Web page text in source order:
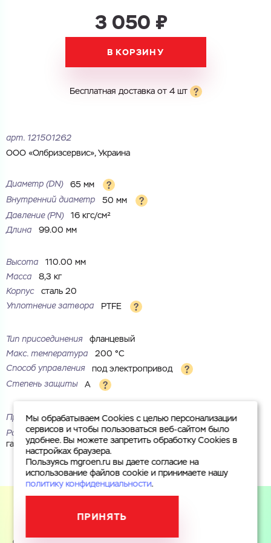
Cоглашаюсь на обработку
ГОТОВО
Cоглашаюсь на обработку
Электронная почта
Город
ЗАГРУЗИТЬ
МБ)
Cоглашаюсь на обработкуперсональных данных
3 050 ₽
В КОРЗИНУ
Бесплатная доставка от 4 шт
арт. 121501262
ООО «Олбризсервис», Украина
Диаметр (DN)
65 мм
Внутренний диаметр
50 мм
Давление (РN)
16 кгс/см²
Длина
99.00 мм
Высота
110.00 мм
Масса
8,3 кг
Корпус
сталь 20
Уплотнение затвора
PTFE
Тип присоединения
фланцевый
Макс. температура
200 °С
Способ управления
под электропривод
Степень защиты
A
Проход стандартный
Рабочая среда
вода, пар, воздух, инертные газы, природный
газ, нефтепродукты
Мы обрабатываем Cookies с целью персонализации
сервисов и чтобы пользоваться веб-сайтом было
удобнее. Вы можете запретить обработку Cookies в
настройках браузера.
Пользуясь mgroen.ru вы даете согласие на
использование файлов cookie и принимаете нашу
политику конфиденциальности.
ПРИНЯТЬ